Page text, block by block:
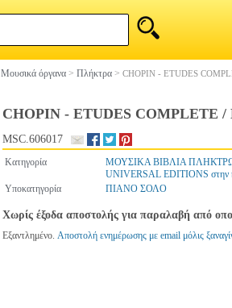
Μουσικά όργανα > Πλήκτρα > CHOPIN - ETUDES
CHOPIN - ETUDES COMPLETE
MSC.606017
Κατηγορία ΜΟΥΣΙΚΑ ΒΙΒΛΙΑ
UNIVERSAL EDITIONS
Υποκατηγορία
ΠΙΑΝΟ ΣΟΛΟ
Χωρίς έξοδα αποστολής για παραλαβή από
Εξαντλημένο. Αποστολή ενημέρωσης με email μόλις